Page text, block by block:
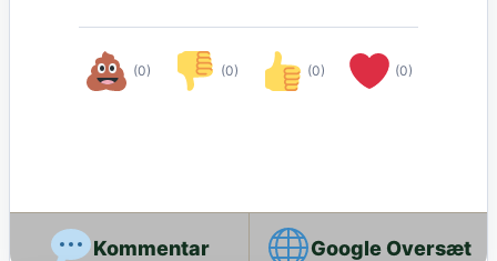
(0) (0) (0) (0)
Google Oversæt